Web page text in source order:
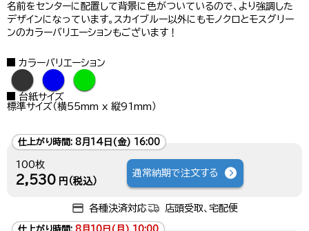
名前をセンターに配置して背景に色がついているので、より強調した
デザインになっています。スカイブルー以外にもモノクロとモスグリー
ンのカラーバリエーションもございます！
カラーバリエーション
● ● ●
台紙サイズ
標準サイズ（横55mm x 縦91mm）
仕上がり時間: 8月14日(金) 16:00
100枚
2,530 円（税込）
通常納期で注文する
各種決済対応 店頭受取、宅配便
仕上がり時間: 8月10日(月) 10:00